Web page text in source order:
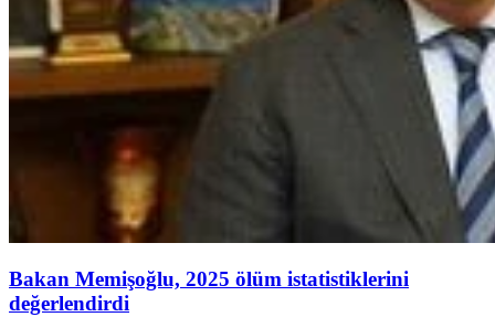
Bakan Memişoğlu, 2025 ölüm istatistiklerini
değerlendirdi